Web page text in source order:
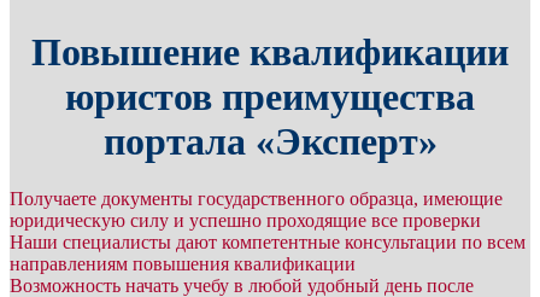
Повышение квалификации
юристов преимущества
портала «Эксперт»
Получаете документы государственного образца, имеющие
юридическую силу и успешно проходящие все проверки
Наши специалисты дают компетентные консультации по всем
направлениям повышения квалификации
Возможность начать учебу в любой удобный день после